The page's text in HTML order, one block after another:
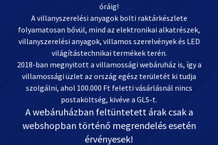
óráig!
A villanyszerelési anyagok bolti raktárkészlete
folyamatosan bővül, mind az elektronikai alkatrészek,
villanyszerelési anyagok, villamos szerelvények és LED
világítástechnikai termékek terén.
2018-ban megnyitott a villamossági webáruház is, így a
villamossági üzlet az ország egész területét ki tudja
szolgálni, ahol 100.000 Ft feletti vásárlásnál nincs
postaköltség, kivéve a GLS-t.
A webáruházban feltüntetett árak csak a
webshopban történő megrendelés esetén
érvényesek!